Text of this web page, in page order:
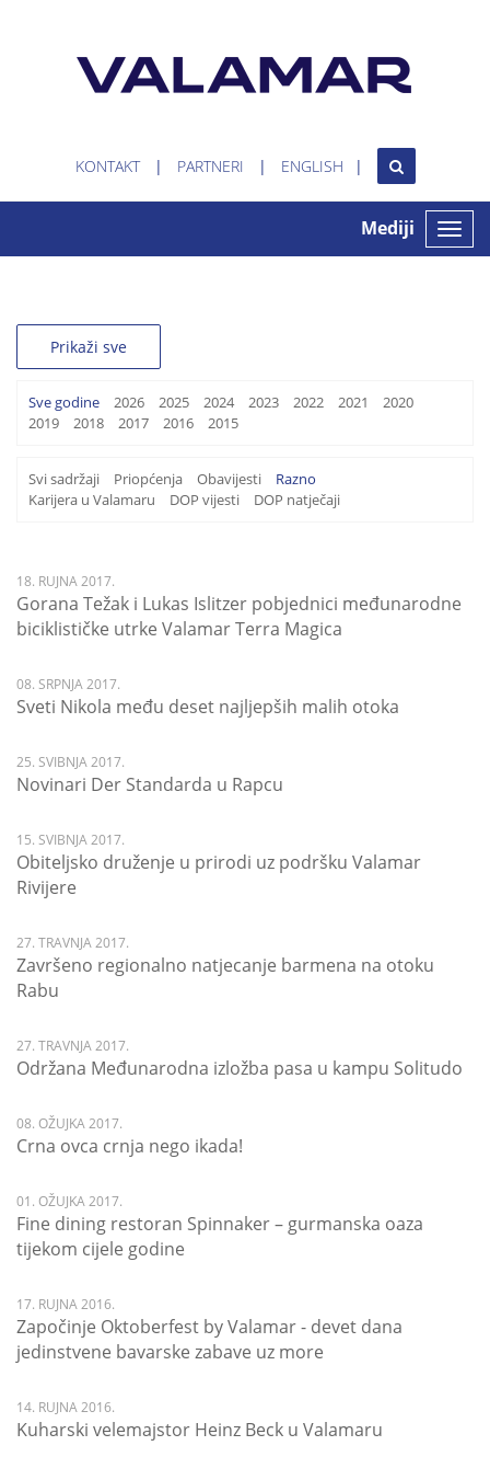
KONTAKT PARTNERI ENGLISH
Toggle
Mediji
Prikaži sve
Sve godine 2026 2025 2024 2023 2022 2021
2020
2019
2018 2017 2016 2015
Svi sadržaji Priopćenja Obavijesti
Razno
Karijera u Valamaru
DOP vijesti DOP natječaji
18. RUJNA 2017.
Gorana Težak i Lukas Islitzer pobjednici međunarodne
biciklističke utrke Valamar Terra Magica
08. SRPNJA 2017.
Sveti Nikola među deset najljepših malih otoka
25. SVIBNJA 2017.
Novinari Der Standarda u Rapcu
15. SVIBNJA 2017.
Obiteljsko druženje u prirodi uz podršku Valamar
Rivijere
27. TRAVNJA 2017.
Završeno regionalno natjecanje barmena na otoku
Rabu
27. TRAVNJA 2017.
Održana Međunarodna izložba pasa u kampu Solitudo
08. OŽUJKA 2017.
Crna ovca crnja nego ikada!
01. OŽUJKA 2017.
Fine dining restoran Spinnaker – gurmanska oaza
tijekom cijele godine
17. RUJNA 2016.
Započinje Oktoberfest by Valamar - devet dana
jedinstvene bavarske zabave uz more
14. RUJNA 2016.
Kuharski velemajstor Heinz Beck u Valamaru